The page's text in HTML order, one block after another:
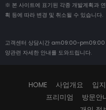
※ 본 사이트에 표기된 각종 개발계획과
획 등에 따라 변경 및 취소될 수 있습니다.
고객센터 상담시간 am09:00-pm09:00
양관련 자세한 안내를 도와드립니다.
HOME 사업개요 입
프리미엄
방문안